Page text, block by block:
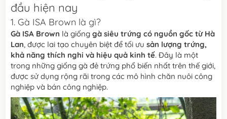
đầu hiện nay
1. Gà ISA Brown là gì?
Gà ISA Brown là giốnggà siêu trứng có nguồn gốc từ Hà
Lan, được lai tạo chuyên biệt để tối ưusản lượng trứng,
khả năng thích nghi và hiệu quả kinh tế. Đây là một
trong những giống gà đẻ trứng phổ biến nhất trên thế giới,
được sử dụng rộng rãi trong các mô hình chăn nuôi công
nghiệp và bán công nghiệp.